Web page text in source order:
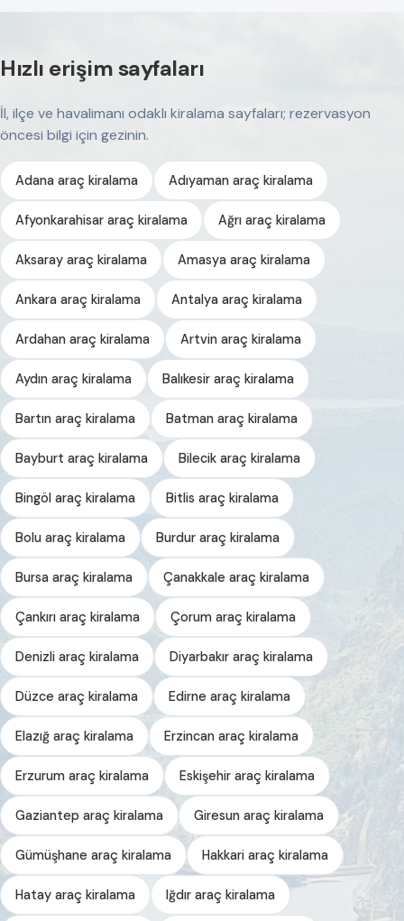
Hızlı erişim sayfaları
İl, ilçe ve havalimanı odaklı kiralama sayfaları; rezervasyon
öncesi bilgi için gezinin.
Adana araç kiralama Adıyaman araç kiralama
Afyonkarahisar araç kiralama Ağrı araç kiralama
Aksaray araç kiralama Amasya araç kiralama
Ankara araç kiralama Antalya araç kiralama
Ardahan araç kiralama Artvin araç kiralama
Aydın araç kiralama Balıkesir araç kiralama
Bartın araç kiralama Batman araç kiralama
Bayburt araç kiralama Bilecik araç kiralama
Bingöl araç kiralama Bitlis araç kiralama
Bolu araç kiralama Burdur araç kiralama
Bursa araç kiralama Çanakkale araç kiralama
Çankırı araç kiralama Çorum araç kiralama
Denizli araç kiralama Diyarbakır araç kiralama
Düzce araç kiralama Edirne araç kiralama
Elazığ araç kiralama Erzincan araç kiralama
Erzurum araç kiralama Eskişehir araç kiralama
Gaziantep araç kiralama Giresun araç kiralama
Gümüşhane araç kiralama Hakkari araç kiralama
Hatay araç kiralama Iğdır araç kiralama